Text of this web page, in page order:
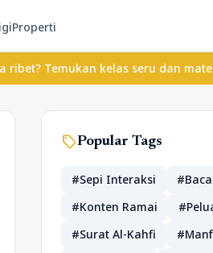
Properti
kelas seru dan materi
sellPopular Tags
#Sepi Interaksi
#Konten Ramai
#Surat Al-Kahfi